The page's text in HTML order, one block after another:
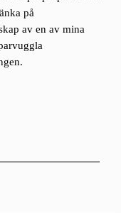
på
av en av mina